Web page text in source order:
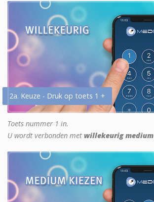
2a. Keuze - Druk op toets 1 +
Toets nummer 1 in.
U wordt verbonden met willekeurig medium